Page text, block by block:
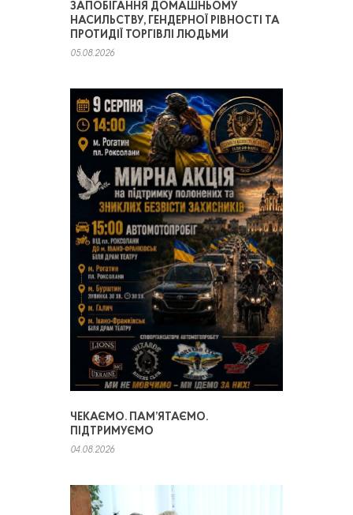
ЗАПОБІГАННЯ ДОМАШНЬОМУ
НАСИЛЬСТВУ, ГЕНДЕРНОЇ РІВНОСТІ ТА
ПРОТИДІЇ ТОРГІВЛІ ЛЮДЬМИ
05.08.2026
ЧЕКАЄМО. ПАМ’ЯТАЄМО.
ПІДТРИМУЄМО
04.08.2026